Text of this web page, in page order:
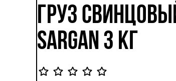
ГРУЗ
SARGAN 3 КГ